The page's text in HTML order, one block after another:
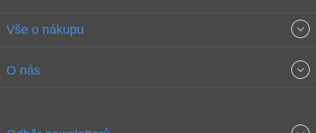
Vše o nákupu
Obchodní podmínky
O nás